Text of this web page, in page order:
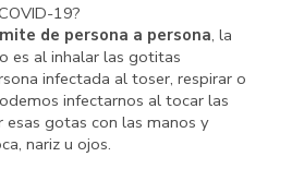
19?
de persona a persona, la
es al inhalar las gotitas
infectada al toser, respirar o
infectarnos al tocar las
esas gotas con las manos y
nariz u ojos.